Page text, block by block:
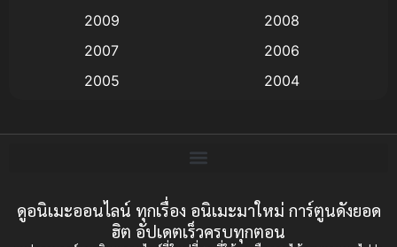
Big tits (นมใหญ่)
Bitch (ผู้หญิงร่าน)
Bondage (ทาส)(1)
2009
2008
2007
2006
2005
2004
2001
2000
1997
1996
1993
1992
ดูอนิเมะออนไลน์ ทุกเรื่อง อนิเมะมาใหม่ การ์ตูนดังยอด
ฮิต อัปเดตเร็วครบทุกตอน